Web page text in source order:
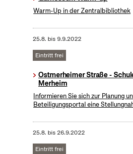
Warm-Up in der Zentralbibliothek
25.8. bis9.9.2022
Eintritt frei
Ostmerheimer Straße -
Merheim
Informieren Sie sich zur Planung
Beteiligungsportal eine
25.8. bis26.9.2022
Eintritt frei